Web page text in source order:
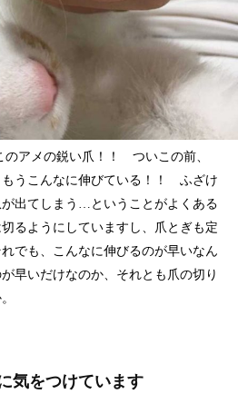
のアメの鋭い爪！！ ついこの前、
もうこんなに伸びている！！ ふざけ
出てしまう…ということがよくある
るようにしていますし、爪とぎも定
でも、こんなに伸びるのが早いなん
早いだけなのか、それとも爪の切り
気をつけています